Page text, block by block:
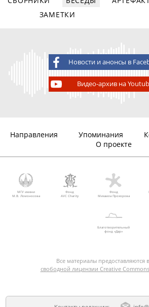
ЗАМЕТКИ
Новости и анонсы в
Видео-архив на
Направления Упоминания
О проекте
МГУ имени
М.В. Ломоносова
Фонд
AVC Charity
Фонд
Михаила Прохорова
Благотворительный
фонд «Дар»
Все материалы предоставляются
свободной лицензии Creative Commons